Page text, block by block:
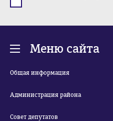
Меню сайта
Общая информация
Администрация района
Совет депутатов